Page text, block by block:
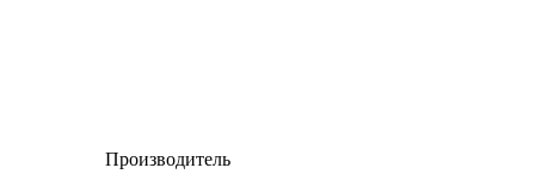
Производитель